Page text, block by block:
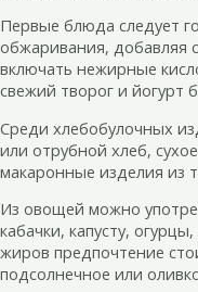
Первые блюда следует
обжаривания, добавляя
включать нежирные
свежий творог и йогурт
Среди хлебобулочных
или отрубной хлеб,
макаронные изделия из
Из овощей можно
кабачки, капусту,
жиров предпочтение
подсолнечное или